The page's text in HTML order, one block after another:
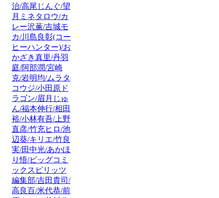
治/高尾じんぐ/望
月ミネタロウ/カ
レー沢薫/吉城モ
カ/川島良彰(コー
ヒーハンター)/お
かざき真里/丹羽
庭/阿部潤/宮崎
克/岩明均/ムラタ
コウジ/小田原ド
ラゴン/眉月じゅ
ん/福本伸行/相田
裕/小林有吾/上野
直彦/竹充ヒロ/池
辺葵/キリエ/竹良
実/田中光/あかほ
り悟/ビッグコミ
ックスピリッツ
編集部/吉田貴司/
高良百/米代恭/前